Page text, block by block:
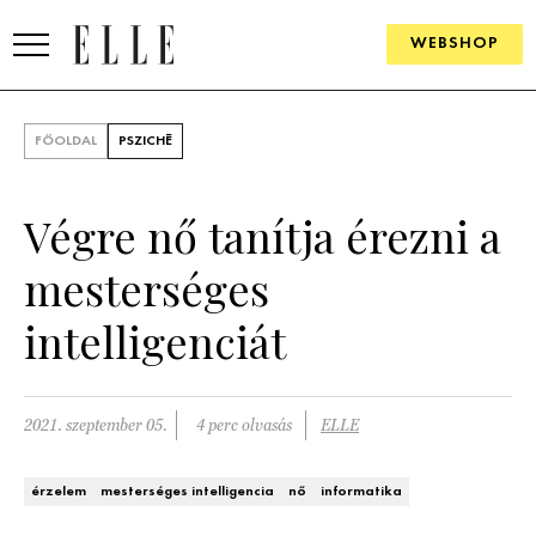
WEBSHOP
GOURMET AWARDS
SZÉPSÉG
KULTÚRA
PSZICHÉ
FŐOLDAL PSZICHÉ
Végre nő tanítja érezni a
mesterséges
intelligenciát
2021. szeptember 05. 4 perc olvasás ELLE
érzelem mesterséges intelligencia nő informatika